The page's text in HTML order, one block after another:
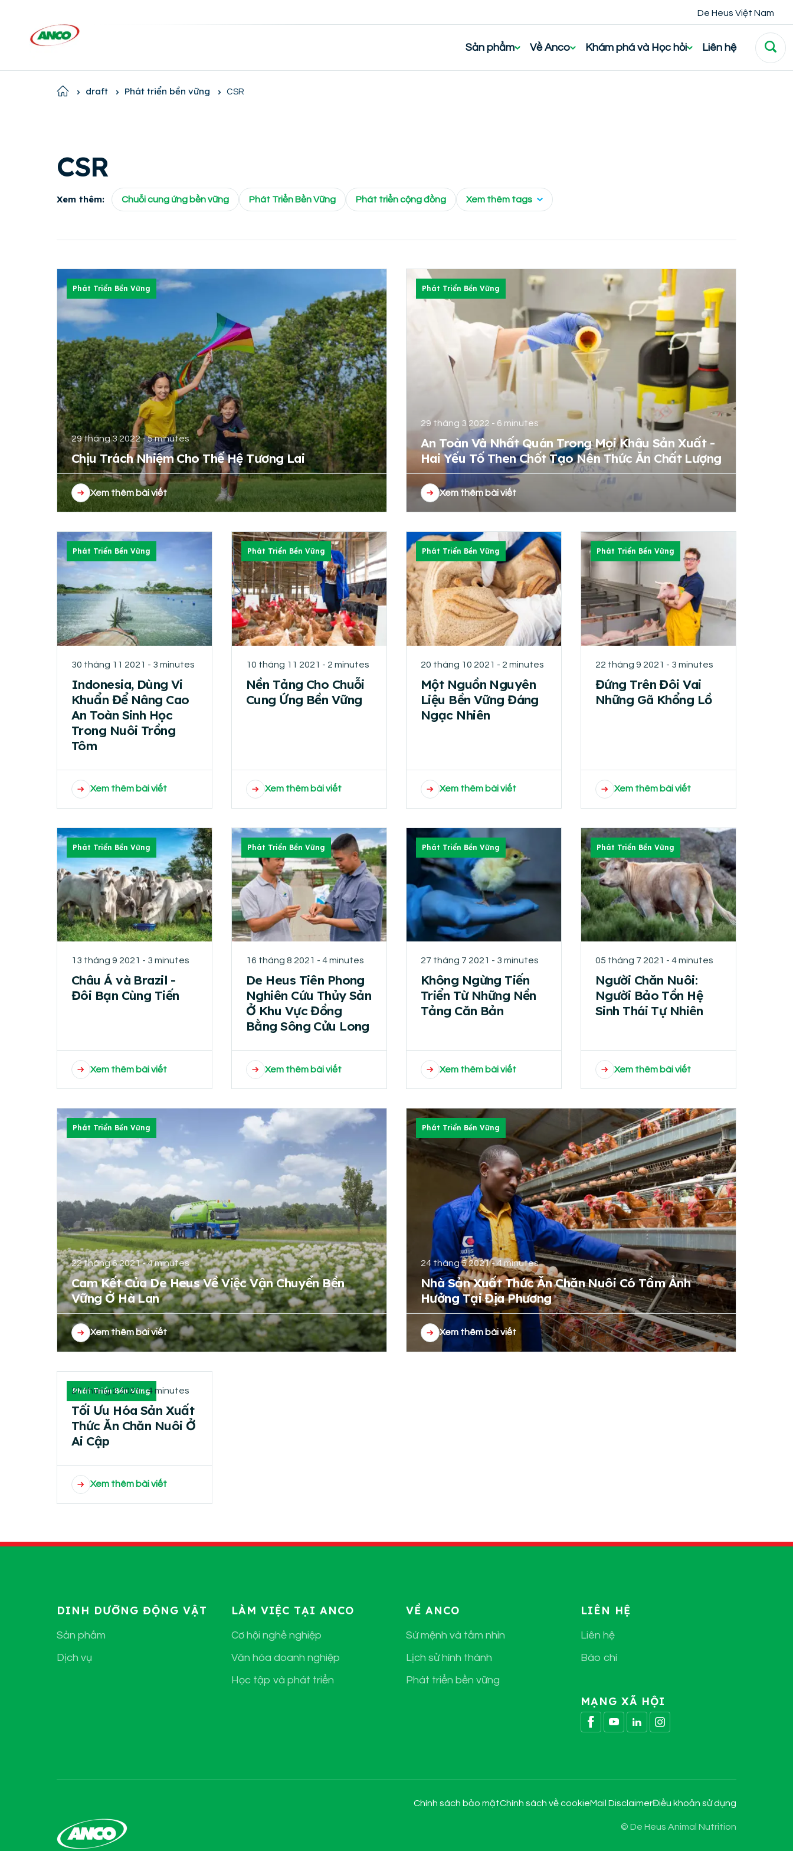
De Heus Việt Nam
Sản phẩm Về Anco Khám phá và Học hỏi Liên hệ
Home draft Phát triển bền vững CSR
CSR
Xem thêm: Chuỗi cung ứng bền vững Phát Triển Bền Vững Phát triển cộng đồng Xem thêm tags
Phát Triển Bền Vững
29 tháng 3 2022 - 5 minutes
Chịu Trách Nhiệm Cho Thế Hệ Tương Lai
Xem thêm bài viết
Phát Triển Bền Vững
29 tháng 3 2022 - 6 minutes
An Toàn Và Nhất Quán Trong Mọi Khâu Sản Xuất -
Hai Yếu Tố Then Chốt Tạo Nên Thức Ăn Chất Lượng
Xem thêm bài viết
Phát Triển Bền Vững
30 tháng 11 2021 - 3 minutes
Indonesia, Dùng Vi
Khuẩn Để Nâng Cao
An Toàn Sinh Học
Trong Nuôi Trồng
Tôm
Xem thêm bài viết
Phát Triển Bền Vững
10 tháng 11 2021 - 2 minutes
Nền Tảng Cho Chuỗi
Cung Ứng Bền Vững
Xem thêm bài viết
Phát Triển Bền Vững
20 tháng 10 2021 - 2 minutes
Một Nguồn Nguyên
Liệu Bền Vững Đáng
Ngạc Nhiên
Xem thêm bài viết
Phát Triển Bền Vững
22 tháng 9 2021 - 3 minutes
Đứng Trên Đôi Vai
Những Gã Khổng Lồ
Xem thêm bài viết
Phát Triển Bền Vững
13 tháng 9 2021 - 3 minutes
Châu Á và Brazil -
Đôi Bạn Cùng Tiến
Xem thêm bài viết
Phát Triển Bền Vững
16 tháng 8 2021 - 4 minutes
De Heus Tiên Phong
Nghiên Cứu Thủy Sản
Ở Khu Vực Đồng
Bằng Sông Cửu Long
Xem thêm bài viết
Phát Triển Bền Vững
27 tháng 7 2021 - 3 minutes
Không Ngừng Tiến
Triển Từ Những Nền
Tảng Căn Bản
Xem thêm bài viết
Phát Triển Bền Vững
05 tháng 7 2021 - 4 minutes
Người Chăn Nuôi:
Người Bảo Tồn Hệ
Sinh Thái Tự Nhiên
Xem thêm bài viết
Phát Triển Bền Vững
22 tháng 6 2021 - 4 minutes
Cam Kết Của De Heus Về Việc Vận Chuyển Bền
Vững Ở Hà Lan
Xem thêm bài viết
Phát Triển Bền Vững
24 tháng 5 2021 - 4 minutes
Nhà Sản Xuất Thức Ăn Chăn Nuôi Có Tầm Ảnh
Hưởng Tại Địa Phương
Xem thêm bài viết
Phát Triển Bền Vững
27 tháng 2 2021 - 4 minutes
Tối Ưu Hóa Sản Xuất
Thức Ăn Chăn Nuôi Ở
Ai Cập
Xem thêm bài viết
DINH DƯỠNG ĐỘNG VẬT
Sản phẩm
Dịch vụ
LÀM VIỆC TẠI ANCO
Cơ hội nghề nghiệp
Văn hóa doanh nghiệp
Học tập và phát triển
VỀ ANCO
Sứ mệnh và tầm nhìn
Lịch sử hình thành
Phát triển bền vững
LIÊN HỆ
Liên hệ
Báo chí
MẠNG XÃ HỘI
Chính sách bảo mậtChính sách về cookieMail DisclaimerĐiều khoản sử dụng
© De Heus Animal Nutrition